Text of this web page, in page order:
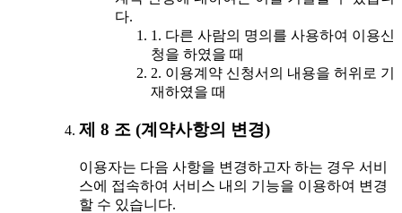
다.
1. 다른 사람의 명의를 사용하여 이용신
청을 하였을 때
2. 이용계약 신청서의 내용을 허위로 기
재하였을 때
제 8 조 (계약사항의 변경)
이용자는 다음 사항을 변경하고자 하는 경우 서비
스에 접속하여 서비스 내의 기능을 이용하여 변경
할 수 있습니다.